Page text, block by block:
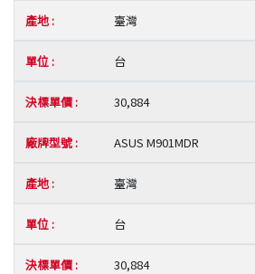
臺灣
台
30,884
ASUS M901MDR
臺灣
台
30,884